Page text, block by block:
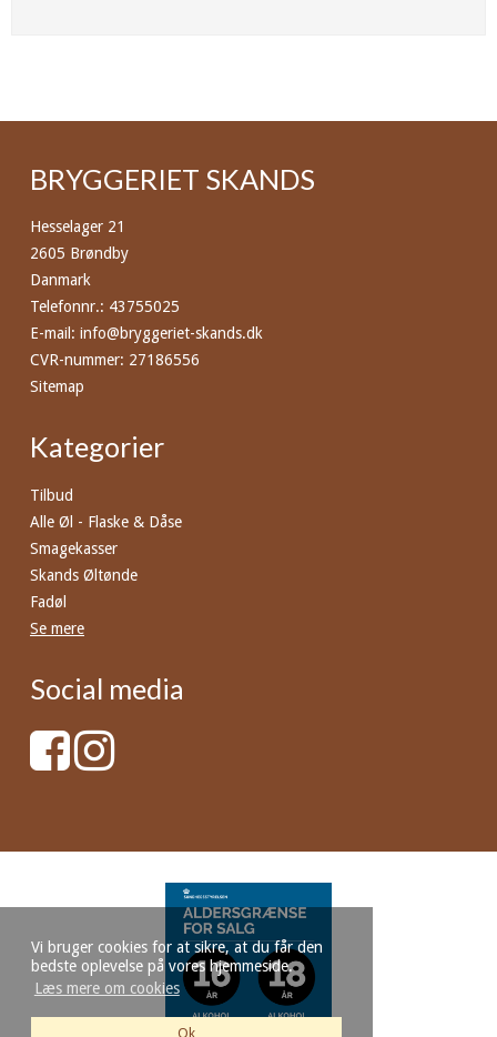
Vi bruger cookies for at sikre, at du får den
bedste oplevelse på vores hjemmeside.
Læs mere om cookies
Ok
BRYGGERIET SKANDS
Hesselager 21
2605 Brøndby
Danmark
Telefonnr.: 43755025
E-mail : info@bryggeriet-skands.dk
CVR-nummer: 27186556
Sitemap
Kategorier
Tilbud
Alle Øl - Flaske & Dåse
Smagekasser
Skands Øltønde
Fadøl
Se mere
Social media